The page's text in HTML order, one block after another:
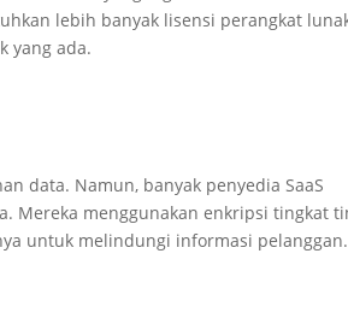
lebih banyak lisensi perangkat
yang ada.
data. Namun, banyak penyedia SaaS
Mereka menggunakan enkripsi tingkat
untuk melindungi informasi pelanggan.